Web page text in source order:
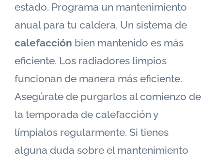
estado. Programa un mantenimiento
anual para tu caldera. Un sistema de
calefacción bien mantenido es más
eficiente. Los radiadores limpios
funcionan de manera más eficiente.
Asegúrate de purgarlos al comienzo de
la temporada de calefacción y
límpialos regularmente. Si tienes
alguna duda sobre el mantenimiento